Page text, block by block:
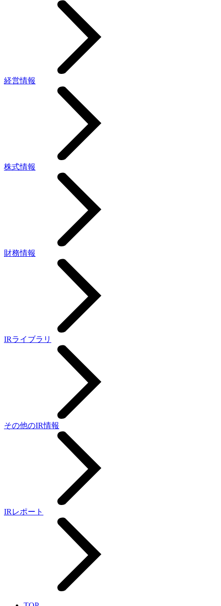
経営情報
株式情報
財務情報
IRライブラリ
その他のIR情報
IRレポート